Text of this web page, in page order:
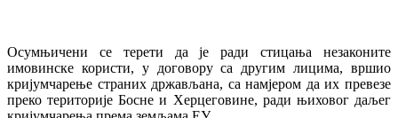
Осумњичени се терети да је ради стицања незаконите
имовинске користи, у договору са другим лицима, вршио
кријумчарење страних држављана, са намјером да их превезе
преко територије Босне и Херцеговине, ради њиховог даљег